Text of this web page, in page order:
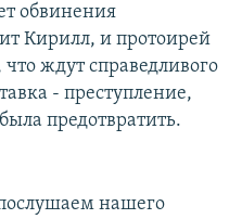
обвинения
Кирилл, и протоирей
ждут справедливого
- преступление,
предотвратить.
нашего